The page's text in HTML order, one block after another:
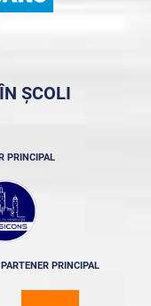
ȘCOLI
PRINCIPAL
PARTENER PRINCIPAL